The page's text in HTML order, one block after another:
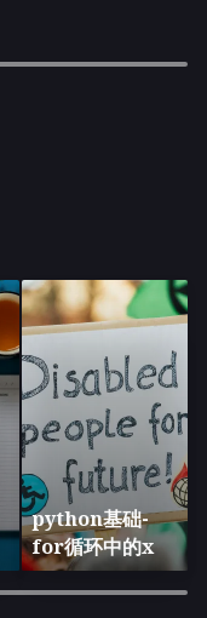
python基础-
for循环中的x